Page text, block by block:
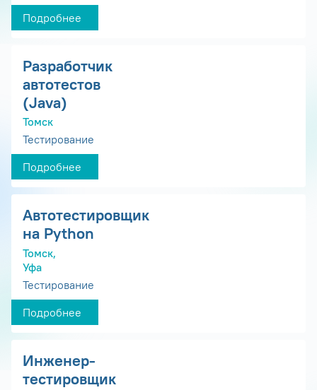
Подробнее
Разработчик
автотестов
(Java)
Томск
Тестирование
Подробнее
Автотестировщик
на Python
Томск,
Уфа
Тестирование
Подробнее
Инженер-
тестировщик